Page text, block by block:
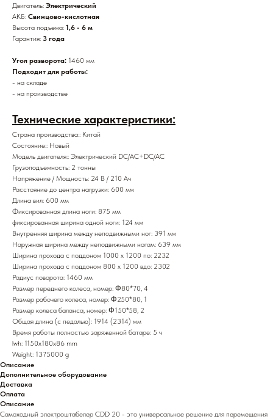
Двигатель: Электрический
АКБ: Свинцово-кислотная
Высота подъема: 1,6 - 6 м
Гарантия: 3 года
Угол разворота: 1460 мм
Подходит для работы:
- на складе
- на производстве
Технические характеристики:
Страна производства:: Китай
Состояние:: Новый
Модель двигателя:: Электрический DC/AC+DC/AC
Грузоподъемность: 2 тонны
Напряжение / Мощность: 24 В / 210 Ач
Расстояние до центра нагрузки: 600 мм
Длина вил: 600 мм
Фиксированная длина ноги: 875 мм
фиксированная ширина одной ноги: 124 мм
Внутренняя ширина между неподвижными ног: 391 мм
Наружная ширина между неподвижными ногам: 639 мм
Ширина прохода с поддоном 1000 x 1200 по: 2232
Ширина прохода с поддоном 800 х 1200 вдо: 2302
Радиус поворота: 1460 мм
Размер переднего колеса, номер: Φ80*70, 4
Размер рабочего колеса, номер: Φ250*80, 1
Размер колеса баланса, номер: Φ150*58, 2
Общая длина (с педалью): 1914 (2314) мм
Время работы полностью заряженной батаре: 5 ч
lwh: 1150x180x86 mm
Weight: 1375000 g
Описание
Дополнительное оборудование
Доставка
Оплата
Описание
Самоходный электроштабелер CDD 20 - это универсальное решение для перемещения